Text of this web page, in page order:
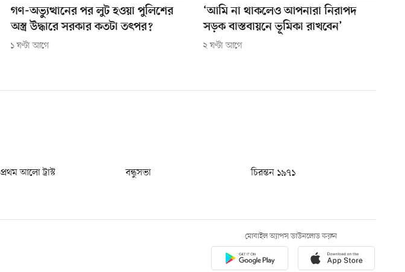
গণ-অভ্যুত্থানের পর লুট হওয়া পুলিশের
অস্ত্র উদ্ধারে সরকার কতটা তৎপর?
১ ঘণ্টা আগে
‘আমি না থাকলেও আপনারা নিরাপদ
সড়ক বাস্তবায়নে ভূমিকা রাখবেন’
২ ঘণ্টা আগে
প্রথম আলো ট্রাস্ট বন্ধুসভা
চিরন্তন ১৯৭১
মোবাইল অ্যাপস ডাউনলোড করুন